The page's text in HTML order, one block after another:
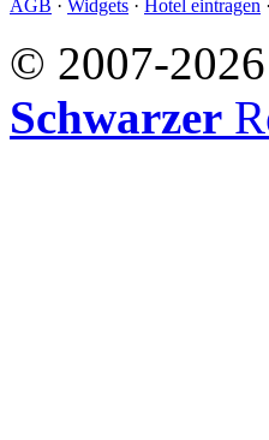
AGB · Widgets · Hotel eintragen ·
© 2007-2026
Schwarzer